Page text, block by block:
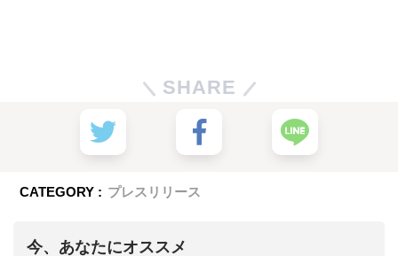
SHARE
CATEGORY : プレスリリース
今、あなたにオススメ